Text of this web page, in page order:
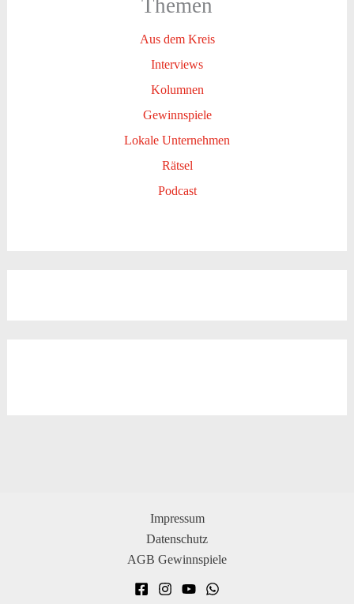
Themen
Aus dem Kreis
Interviews
Kolumnen
Gewinnspiele
Lokale Unternehmen
Rätsel
Podcast
Impressum
Datenschutz
AGB Gewinnspiele